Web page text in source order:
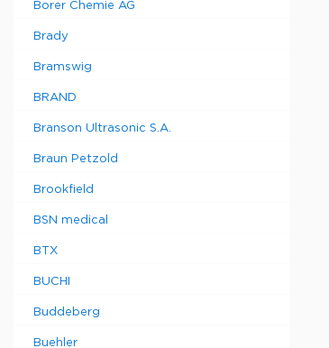
Borer Chemie AG
Brady
Bramswig
BRAND
Branson Ultrasonic S.A.
Braun Petzold
Brookfield
BSN medical
BTX
BUCHI
Buddeberg
Buehler